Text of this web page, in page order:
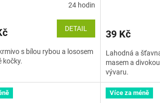
24 hodin
DETAIL
s bílou rybou a lososem
kočky.
39 Kč
Lahodná a
masem a
vývaru.
Více za méně